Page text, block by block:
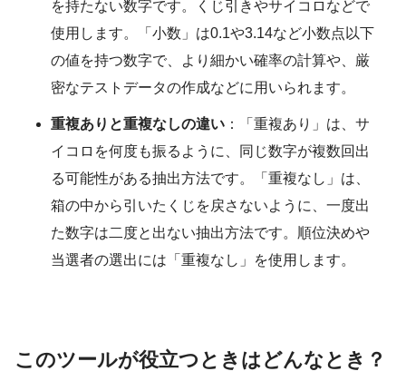
を持たない数字です。くじ引きやサイコロなどで
使用します。「小数」は0.1や3.14など小数点以下
の値を持つ数字で、より細かい確率の計算や、厳
密なテストデータの作成などに用いられます。
重複ありと重複なしの違い ：「重複あり」は、サ
イコロを何度も振るように、同じ数字が複数回出
る可能性がある抽出方法です。「重複なし」は、
箱の中から引いたくじを戻さないように、一度出
た数字は二度と出ない抽出方法です。順位決めや
当選者の選出には「重複なし」を使用します。
このツールが役立つときはどんなとき？